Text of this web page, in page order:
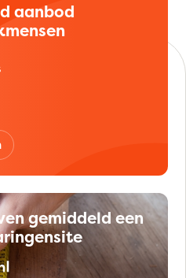
aanbod
gemiddeld een